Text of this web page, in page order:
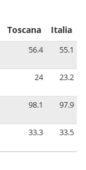
Toscana Italia
56.4 55.1
24 23.2
98.1 97.9
33.3 33.5